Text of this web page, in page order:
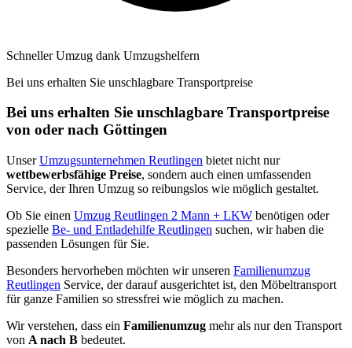
Schneller Umzug dank Umzugshelfern
Bei uns erhalten Sie unschlagbare Transportpreise
Bei uns erhalten Sie unschlagbare Transportpreise
von oder nach Göttingen
UnserUmzugsunternehmen Reutlingen bietet nicht nur
wettbewerbsfähige Preise, sondern auch einen umfassenden
Service, der Ihren Umzug so reibungslos wie möglich gestaltet.
Ob Sie einen Umzug Reutlingen 2 Mann + LKW benötigen oder
spezielle Be- und Entladehilfe Reutlingen suchen, wir haben die
passenden Lösungen für Sie.
Besonders hervorheben möchten wir unseren Familienumzug
Reutlingen Service, der darauf ausgerichtet ist, den Möbeltransport
für ganze Familien so stressfrei wie möglich zu machen.
Wir verstehen, dass ein Familienumzug mehr als nur den Transport
von A nach B bedeutet.